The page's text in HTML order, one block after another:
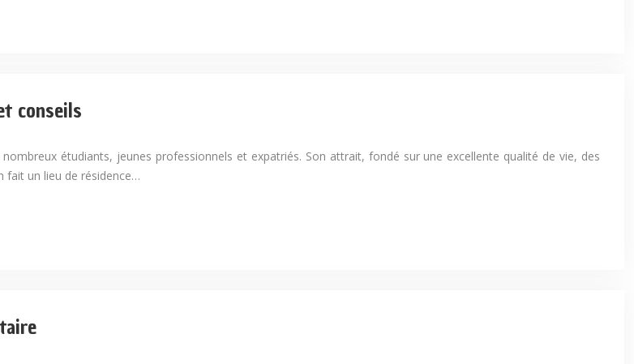
conseils
étudiants, jeunes professionnels et expatriés. Son attrait, fondé sur une excellente qualité de vie, des
fait un lieu de résidence…